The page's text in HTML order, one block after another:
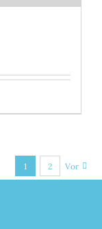
1 2 Vor